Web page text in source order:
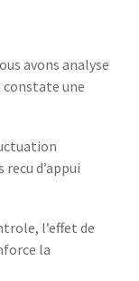
avons analyse
une
d’appui
l’effet de
la